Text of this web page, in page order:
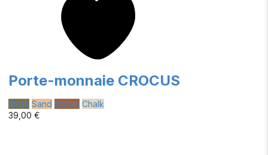
Porte-monnaie CROCUS
Moss Sand Brown Chalk
39,00 €